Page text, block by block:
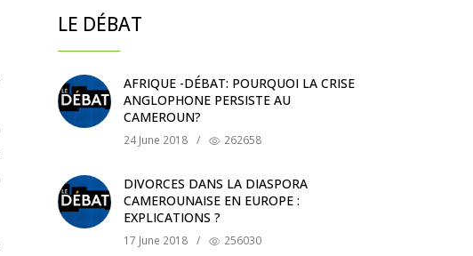
LE DÉBAT
AFRIQUE -DÉBAT: POURQUOI LA CRISE
ANGLOPHONE PERSISTE AU
CAMEROUN?
24 June 2018 / 262658
DIVORCES DANS LA DIASPORA
CAMEROUNAISE EN EUROPE :
EXPLICATIONS ?
17 June 2018 / 256030